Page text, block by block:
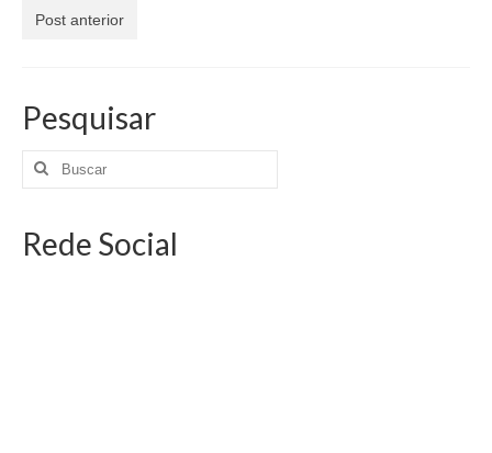
Jornais
Cartilhas
Sites Importantes
Contato
Post anterior
Pesquisar
Rede Social